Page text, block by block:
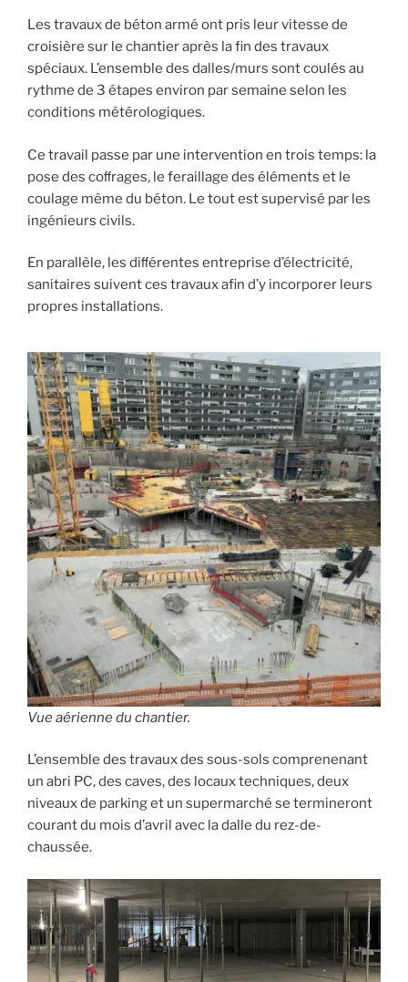
Les travaux de béton armé ont pris leur vitesse de
croisière sur le chantier après la fin des travaux
spéciaux. L’ensemble des dalles/murs sont coulés au
rythme de 3 étapes environ par semaine selon les
conditions métérologiques.
Ce travail passe par une intervention en trois temps: la
pose des coﬀrages, le feraillage des éléments et le
coulage même du béton. Le tout est supervisé par les
ingénieurs civils.
En parallèle, les diﬀérentes entreprise d’électricité,
sanitaires suivent ces travaux afin d’y incorporer leurs
propres installations.
Vue aérienne du chantier.
L’ensemble des travaux des sous-sols comprenenant
un abri PC, des caves, des locaux techniques, deux
niveaux de parking et un supermarché se termineront
courant du mois d’avril avec la dalle du rez-de-
chaussée.